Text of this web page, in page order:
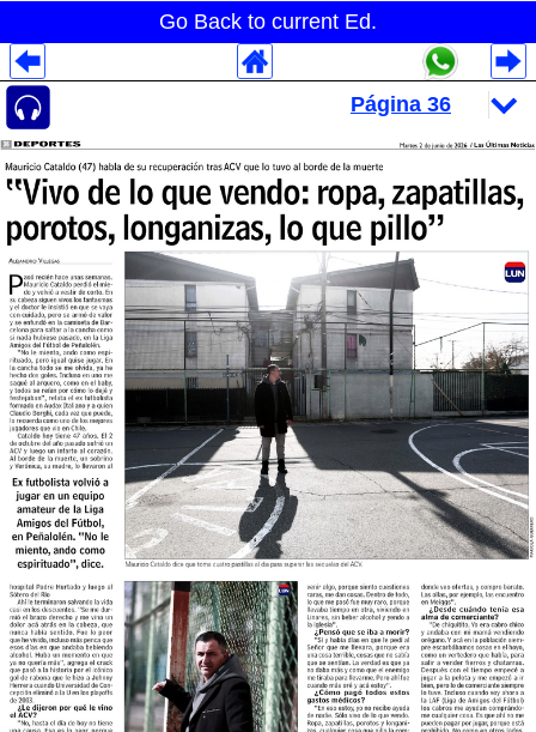
Go Back to current Ed.
Despliegues Analytics
Despliegues Totales
Despliegues por Rubros